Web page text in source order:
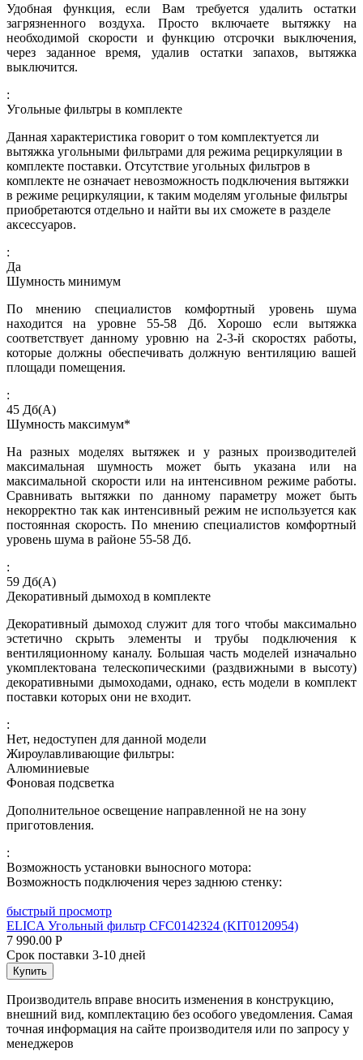
Удобная функция, если Вам требуется удалить остатки
загрязненного воздуха. Просто включаете вытяжку на
необходимой скорости и функцию отсрочки выключения,
через заданное время, удалив остатки запахов, вытяжка
выключится.
:
Угольные фильтры в комплекте
Данная характеристика говорит о том комплектуется ли
вытяжка угольными фильтрами для режима рециркуляции в
комплекте поставки. Отсутствие угольных фильтров в
комплекте не означает невозможность подключения вытяжки
в режиме рециркуляции, к таким моделям угольные фильтры
приобретаются отдельно и найти вы их сможете в разделе
аксессуаров.
:
Да
Шумность минимум
По мнению специалистов комфортный уровень шума
находится на уровне 55-58 Дб. Хорошо если вытяжка
соответствует данному уровню на 2-3-й скоростях работы,
которые должны обеспечивать должную вентиляцию вашей
площади помещения.
:
45 Дб(А)
Шумность максимум*
На разных моделях вытяжек и у разных производителей
максимальная шумность может быть указана или на
максимальной скорости или на интенсивном режиме работы.
Сравнивать вытяжки по данному параметру может быть
некорректно так как интенсивный режим не используется как
постоянная скорость. По мнению специалистов комфортный
уровень шума в районе 55-58 Дб.
:
59 Дб(А)
Декоративный дымоход в комплекте
Декоративный дымоход служит для того чтобы максимально
эстетично скрыть элементы и трубы подключения к
вентиляционному каналу. Большая часть моделей изначально
укомплектована телескопическими (раздвижными в высоту)
декоративными дымоходами, однако, есть модели в комплект
поставки которых они не входит.
:
Нет, недоступен для данной модели
Жироулавливающие фильтры:
Алюминиевые
Фоновая подсветка
Дополнительное освещение направленной не на зону
приготовления.
:
Возможность установки выносного мотора:
Возможность подключения через заднюю стенку:
быстрый просмотр
ELICA Угольный фильтр CFC0142324 (KIT0120954)
7 990.00 Р
Срок поставки 3-10 дней
Купить
Производитель вправе вносить изменения в конструкцию,
внешний вид, комплектацию без особого уведомления. Самая
точная информация на сайте производителя или по запросу у
менеджеров